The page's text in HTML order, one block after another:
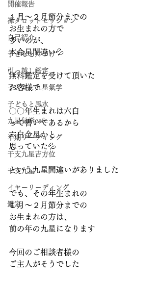
開催報告
禅タロットセッション
自己紹介
子どもと片づけ
引っ越し鑑定
子どもと九星氣学
子どもと風水
九星氣学cafe
半期リーディング
干支九星吉方位
干支九星
イヤーリーディング
鑑定
１月～２月節分までの
お生まれの方で
多いのが、
本命星間違い💦
無料鑑定を受けて頂いた
お客様で
〇〇年生まれは六白
って書いてあるから
六白金星かと
思っていた💦
という九星間違いがありました
でも、その年生まれの
１月～２月節分までの
お生まれの方は、
前の年の九星になります
今回のご相談者様の
ご主人がそうでした